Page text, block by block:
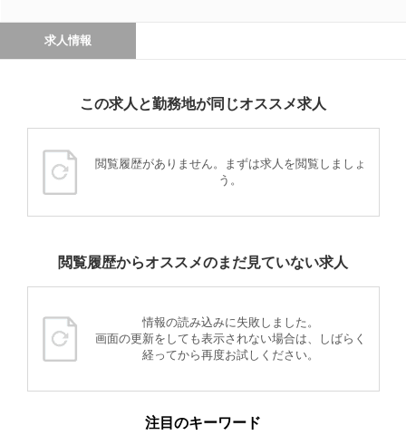
求人情報
この求人と勤務地が同じオススメ求人
閲覧履歴がありません。まずは求人を閲覧しましょ
う。
閲覧履歴からオススメのまだ見ていない求人
情報の読み込みに失敗しました。
画面の更新をしても表示されない場合は、しばらく
経ってから再度お試しください。
注目のキーワード